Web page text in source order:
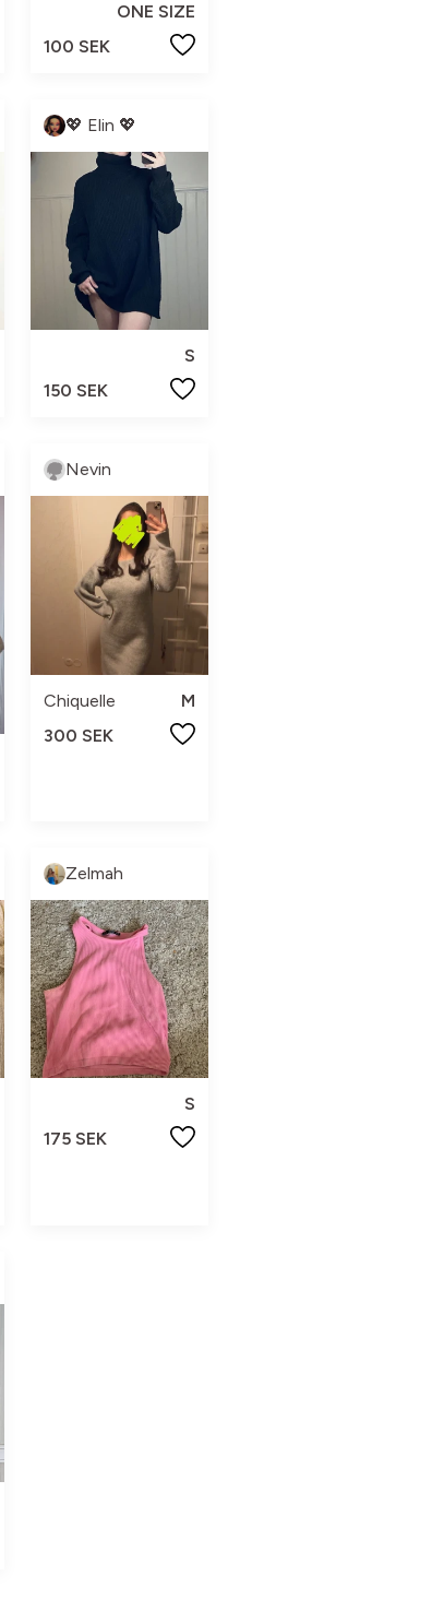
ONE SIZE
100 SEK
💖 Elin 💖
S
150 SEK
Nevin
Chiquelle
M
300 SEK
Zelmah
S
175 SEK